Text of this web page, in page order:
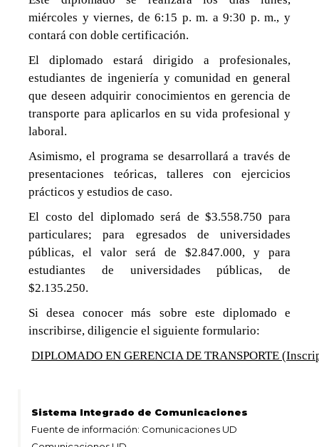
miércoles y viernes, de 6:15 p. m. a 9:30 p. m., y
contará con doble certificación.
El diplomado estará dirigido a profesionales,
estudiantes de ingeniería y comunidad en general
que deseen adquirir conocimientos en gerencia de
transporte para aplicarlos en su vida profesional y
laboral.
Asimismo, el programa se desarrollará a través de
presentaciones teóricas, talleres con ejercicios
prácticos y estudios de caso.
El costo del diplomado será de $3.558.750 para
particulares; para egresados de universidades
públicas, el valor será de $2.847.000, y para
estudiantes de universidades públicas, de
$2.135.250.
Si desea conocer más sobre este diplomado e
inscribirse, diligencie el siguiente formulario:
DIPLOMADO EN GERENCIA DE TRANSPORTE
Sistema Integrado de Comunicaciones
Fuente de información: Comunicaciones UD